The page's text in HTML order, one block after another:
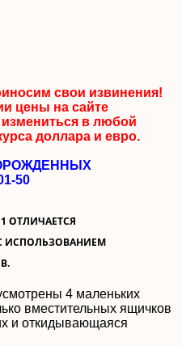
свои извинения!
цены на сайте
в любой
доллара и евро.
50
ОТЛИЧАЕТСЯ
ИСПОЛЬЗОВАНИЕМ
4 маленьких
вместительных ящичков
и откидывающаяся